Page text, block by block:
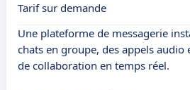
Tarif sur demande
Une plateforme de messagerie
chats en groupe, des appels audio
de collaboration en temps réel.